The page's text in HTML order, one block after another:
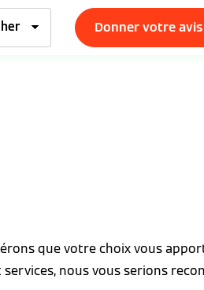
Donner votre avis
que votre choix vous
nous vous serions